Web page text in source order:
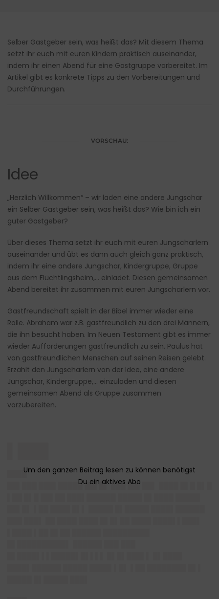
Selber Gastgeber sein, was heißt das? Mit diesem Thema
setzt ihr euch mit euren Kindern praktisch auseinander,
indem ihr einen Abend für eine Gastgruppe vorbereitet. Im
Artikel gibt es konkrete Tipps zu den Vorbereitungen und
Durchführungen.
VORSCHAU:
Idee
„Herzlich Willkommen“ – wir laden eine andere Jungschar
ein Selber Gastgeber sein, was heißt das? Wie bin ich ein
guter Gastgeber?
Über dieses Thema setzt ihr euch mit euren Jungscharlern
auseinander und übt es dann auch gleich ganz praktisch,
indem ihr eine andere Jungschar, Kindergruppe, Gruppe
aus dem Flüchtlingsheim,… einladet. Diesen gemeinsamen
Abend bereitet ihr zusammen mit euren Jungscharlern vor.
Gastfreundschaft spielt in der Bibel immer wieder eine
Rolle. Abraham war z.B. gastfreundlich zu den drei Männern,
die ihn besucht haben. Im Neuen Testament gibt es immer
wieder Aufforderungen gastfreundlich zu sein. Paulus hat
von gastfreundlichen Menschen auf seinen Reisen gelebt.
Erzählt den Jungscharlern von der Idee, eine andere
Jungschar, Kindergruppe,… einzuladen und diesen
gemeinsamen Abend als Gruppe zusammen
vorzubereiten.
████
██▌███ ███▌█████ ██▌█▌ ███ ██▌██▌ ████ █▌█ █▌█